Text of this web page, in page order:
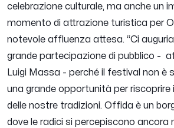
celebrazione culturale, ma anche un
momento di attrazione turistica per
notevole affluenza attesa. “Ci
grande partecipazione di pubblico -
Luigi Massa - perché il festival non è
una grande opportunità per riscoprire
delle nostre tradizioni. Offida è un
dove le radici si percepiscono ancora